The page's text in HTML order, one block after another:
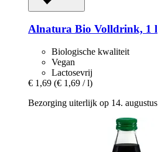
Alnatura Bio Volldrink, 1 l
Biologische kwaliteit
Vegan
Lactosevrij
€ 1,69 (€ 1,69 / l)
Bezorging uiterlijk op 14. augustus